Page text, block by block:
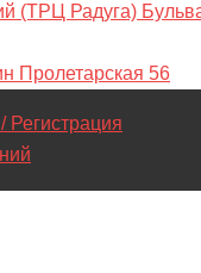
(ТРЦ Радуга)
Пролетарская 56
Регистрация